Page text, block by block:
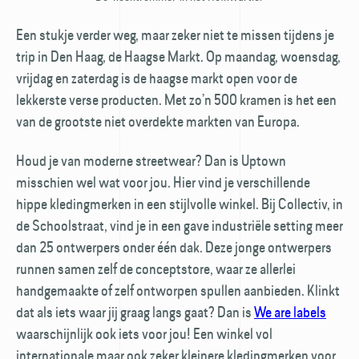
Een stukje verder weg, maar zeker niet te missen tijdens je
trip in Den Haag, de Haagse Markt. Op maandag, woensdag,
vrijdag en zaterdag is de haagse markt open voor de
lekkerste verse producten. Met zo’n 500 kramen is het een
van de grootste niet overdekte markten van Europa.
Houd je van moderne streetwear? Dan is Uptown
misschien wel wat voor jou. Hier vind je verschillende
hippe kleding­merken in een stijlvolle winkel. Bij Collectiv, in
de Schoolstraat, vind je in een gave industriële setting meer
dan 25 ontwerpers onder één dak. Deze jonge ontwerpers
runnen samen zelf de conceptstore, waar ze allerlei
handgemaakte of zelf ontworpen spullen aanbieden. Klinkt
dat als iets waar jij graag langs gaat? Dan isWe are labels
waarschijnlijk ook iets voor jou! Een winkel vol